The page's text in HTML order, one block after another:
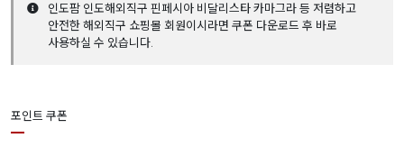
인도팜 인도해외직구 핀페시아 비달리스타 카마그라 등 저렴하고
안전한 해외직구 쇼핑몰 회원이시라면 쿠폰 다운로드 후 바로
사용하실 수 있습니다.
포인트 쿠폰